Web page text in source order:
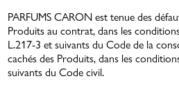
PARFUMS CARON est tenue des
Produits au contrat, dans les
L.217-3 et suivants du Code de la
cachés des Produits, dans les
suivants du Code civil.